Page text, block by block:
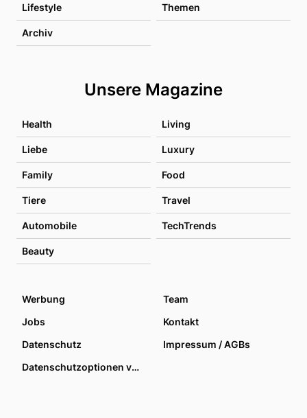
Lifestyle Themen
Archiv
Unsere Magazine
Health Living
Liebe Luxury
Family Food
Tiere Travel
Automobile TechTrends
Beauty
Werbung
Team
Jobs
Kontakt
Datenschutz
Impressum / AGBs
Datenschutzoptionen verwalten